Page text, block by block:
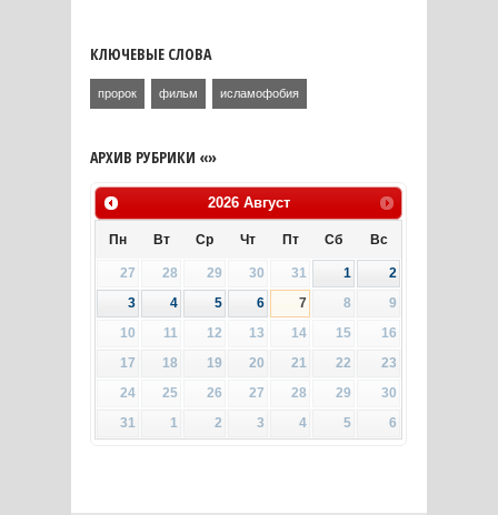
КЛЮЧЕВЫЕ СЛОВА
пророк фильм исламофобия
АРХИВ РУБРИКИ «»
2026 Август
Пн Вт Ср Чт Пт Сб Вс
27 28 29 30 31 1
2
3
4 5 6 7 8
9
10
11 12 13 14 15
16
17
18 19 20 21 22
23
24
25 26 27 28 29
30
31
1 2 3 4 5 6